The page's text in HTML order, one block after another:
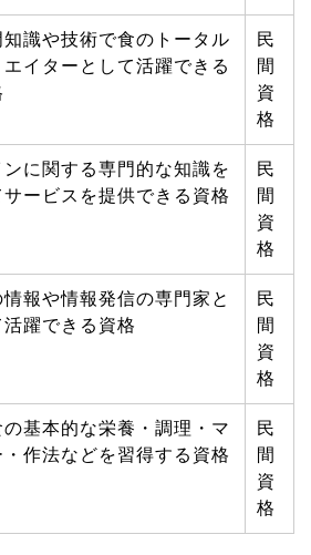
知識や技術で食のトータル
エイターとして活躍できる
民
間
資
格
ンに関する専門的な知識を
サービスを提供できる資格
民
間
資
格
情報や情報発信の専門家と
活躍できる資格
民
間
資
格
の基本的な栄養・調理・マ
・作法などを習得する資格
民
間
資
格